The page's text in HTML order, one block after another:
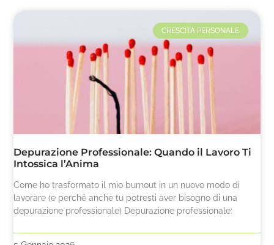
CRESCITA PERSONALE
Depurazione Professionale: Quando il Lavoro Ti
Intossica l’Anima
Come ho trasformato il mio burnout in un nuovo modo di
lavorare (e perché anche tu potresti aver bisogno di una
depurazione professionale) Depurazione professionale: